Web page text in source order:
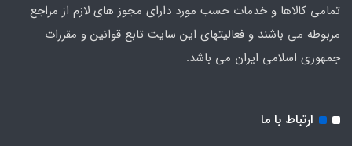
تمامی کالاها و خدمات حسب مورد دارای مجوز های لازم از مراجع
مربوطه می باشند و فعالیتهای این سایت تابع قوانین و مقررات
جمهوری اسلامی ایران می باشد.
ارتباط با ما